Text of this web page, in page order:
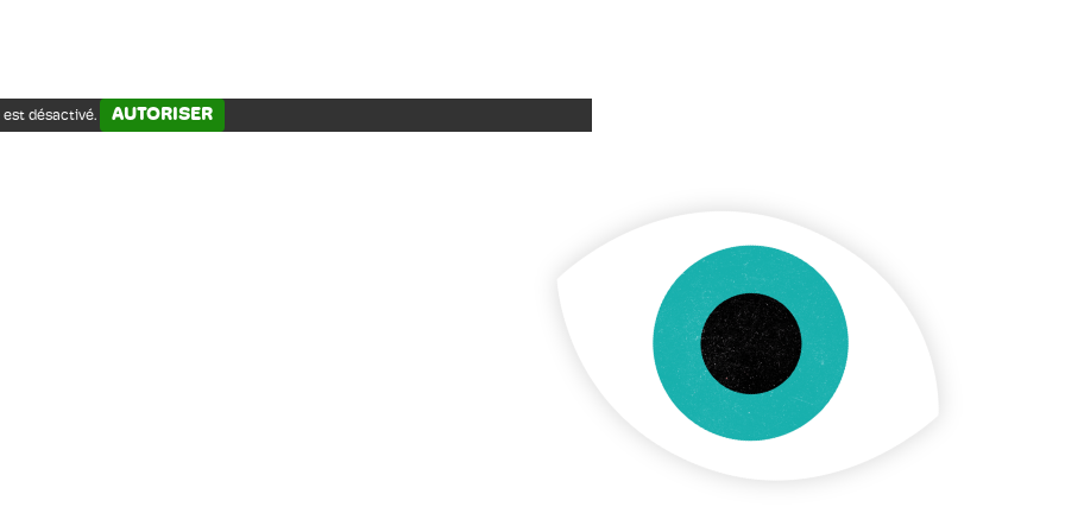
s’inscrit en résonance avec le passé horloger franc-
comtois en questionnant la notion de temps. Elle
La grande particularité de cette collection est sa
mobilité. En effet, chaque année, nous organisons des
expositions hors les murs : dans des écoles, des
collèges, des lycées, des associations culturelles, des
festivals... Pour découvrir les œuvres dans un contexte
familier. Pour ces projets, qui permettent une première
sensibilisation, nous venons à la rencontre des publics
sur tout le territoire, de Belfort à Mouthe en passant par
est désactivé. AUTORISER